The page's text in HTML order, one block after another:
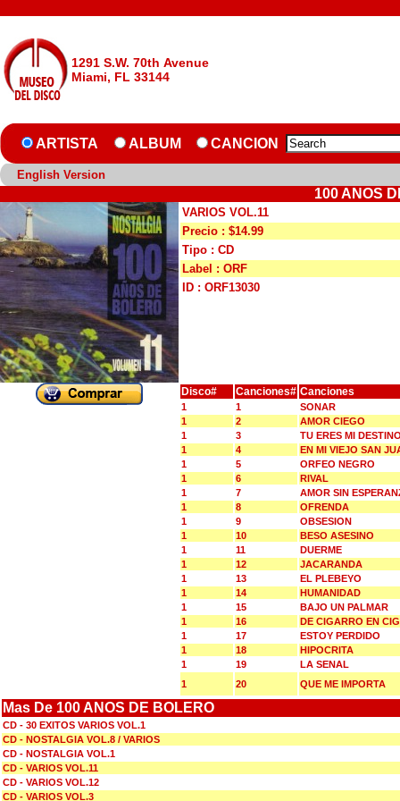
1291 S.W. 70th Avenue
Miami, FL 33144
ARTISTA ALBUM CANCION
English Version
100 ANOS
VARIOS VOL.11
Precio : $14.99
Tipo : CD
Label : ORF
ID : ORF13030
Disco# Canciones# Canciones
1 1
SONAR
1
2
AMOR CIEGO
1
3
TU ERES MI
1
4
EN MI VIEJO SAN
1
5
ORFEO NEGRO
1
6
RIVAL
1
7
AMOR SIN
1
8
OFRENDA
1
9
OBSESION
1
10
BESO ASESINO
1
11
DUERME
1
12
JACARANDA
1
13
EL PLEBEYO
1
14
HUMANIDAD
1
15
BAJO UN PALMAR
1
16
DE CIGARRO EN
1
17
ESTOY PERDIDO
1
18
HIPOCRITA
1
19
LA SENAL
1
20 QUE ME IMPORTA
Mas De 100 ANOS DE BOLERO
CD - 30 EXITOS VARIOS VOL.1
CD - NOSTALGIA VOL.8 / VARIOS
CD - NOSTALGIA VOL.1
CD - VARIOS VOL.11
CD - VARIOS VOL.12
CD - VARIOS VOL.3